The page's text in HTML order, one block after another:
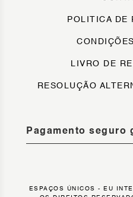
POLITICA DE
LIVRO DE
RESOLUÇÃO
Pagamento seguro
ESPAÇOS ÚNICOS - EU